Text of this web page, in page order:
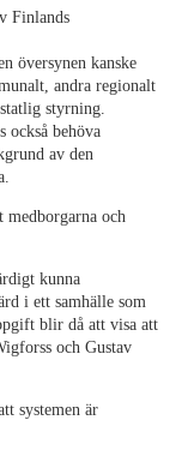
Finlands
översynen kanske
andra regionalt
styrning.
behöva
av den
och
kunna
i ett samhälle som
blir då att visa att
och Gustav
systemen är